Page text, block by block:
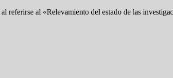
referirse al «Relevamiento del estado de las